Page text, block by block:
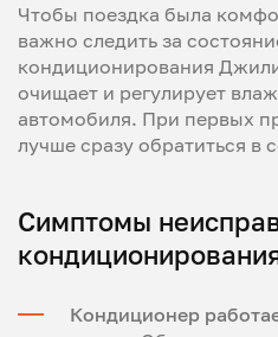
Чтобы поездка была
важно следить за
кондиционирования
очищает и регулирует
автомобиля. При первых
лучше сразу обратиться в
Симптомы
Кондиционер